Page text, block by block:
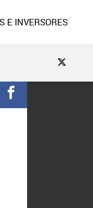
E INVERSORES